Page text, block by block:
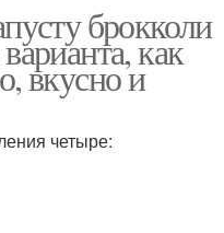
брокколи
как
вкусно и
четыре: